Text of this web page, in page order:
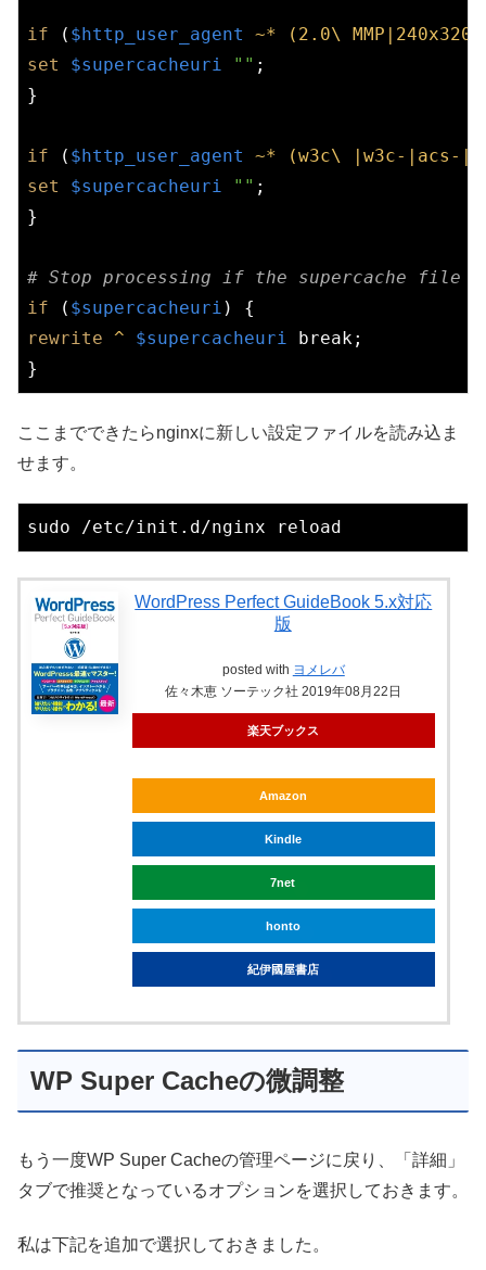
if ( $http_user_agent
~* (2.0\
set
$supercacheuri "" ;
}
if ( $http_user_agent
~* (w3c\ |w3c-|acs-
set
$supercacheuri "" ;
}
# Stop processing if the supercache file
if ( $supercacheuri
rewrite ^ $supercacheuri break ;
ここまでできたらnginxに新しい設定ファイルを読み込ま
せます。
WordPress Perfect GuideBook 5.x対応
版
posted with ヨメレバ
佐々木恵 ソーテック社 2019年08月22日
楽天ブックス
Amazon
Kindle
7net
honto
紀伊國屋書店
WP Super Cacheの微調整
もう一度WP Super Cacheの管理ページに戻り、「詳細」
タブで推奨となっているオプションを選択しておきます。
私は下記を追加で選択しておきました。